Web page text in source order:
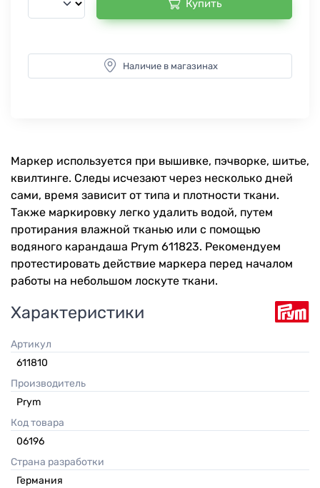
Купить
Наличие в магазинах
Маркер используется при вышивке, пэчворке, шитье,
квилтинге. Следы исчезают через несколько дней
сами, время зависит от типа и плотности ткани.
Также маркировку легко удалить водой, путем
протирания влажной тканью или с помощью
водяного карандаша Prym 611823. Рекомендуем
протестировать действие маркера перед началом
работы на небольшом лоскуте ткани.
Характеристики
Артикул
611810
Производитель
Prym
Код товара
06196
Страна разработки
Германия